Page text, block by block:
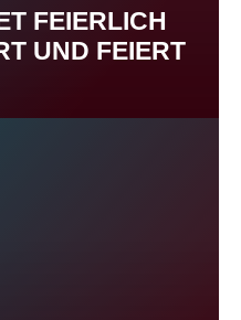
FEIERLICH
UND FEIERT